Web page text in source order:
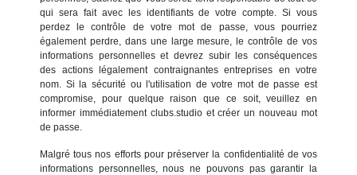
qui sera fait avec les identifiants de votre compte. Si vous
perdez le contrôle de votre mot de passe, vous pourriez
également perdre, dans une large mesure, le contrôle de vos
informations personnelles et devrez subir les conséquences
des actions légalement contraignantes entreprises en votre
nom. Si la sécurité ou l'utilisation de votre mot de passe est
compromise, pour quelque raison que ce soit, veuillez en
informer immédiatement clubs.studio et créer un nouveau mot
de passe.
Malgré tous nos efforts pour préserver la confidentialité de vos
informations personnelles, nous ne pouvons pas garantir la